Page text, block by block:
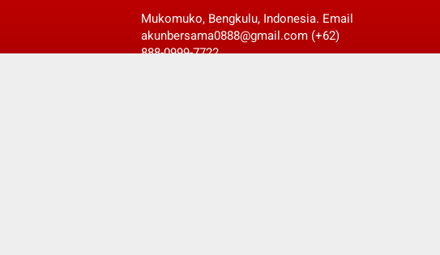
Mukomuko, Bengkulu, Indonesia. Email
akunbersama0888@gmail.com (+62)
888-0999-7722